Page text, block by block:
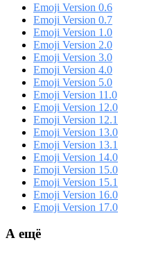
Emoji Version 0.6
Emoji Version 0.7
Emoji Version 1.0
Emoji Version 2.0
Emoji Version 3.0
Emoji Version 4.0
Emoji Version 5.0
Emoji Version 11.0
Emoji Version 12.0
Emoji Version 12.1
Emoji Version 13.0
Emoji Version 13.1
Emoji Version 14.0
Emoji Version 15.0
Emoji Version 15.1
Emoji Version 16.0
Emoji Version 17.0
А ещё